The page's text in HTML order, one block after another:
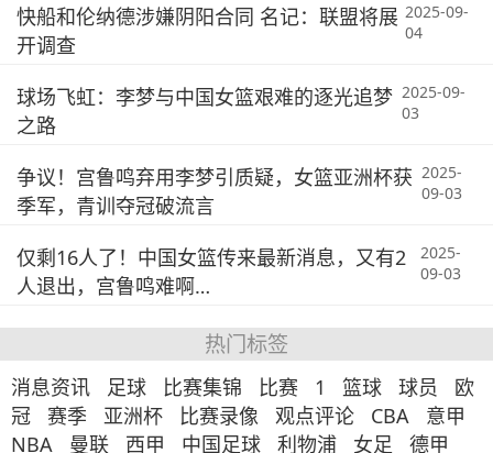
快船和伦纳德涉嫌阴阳合同 名记：联盟将展
开调查
2025-09-
04
球场飞虹：李梦与中国女篮艰难的逐光追梦
之路
2025-09-
03
争议！宫鲁鸣弃用李梦引质疑，女篮亚洲杯获
季军，青训夺冠破流言
2025-
09-03
仅剩16人了！中国女篮传来最新消息，又有2
人退出，宫鲁鸣难啊…
2025-
09-03
热门标签
消息资讯 足球 比赛集锦 比赛 1 篮球 球员
欧
冠
赛季 亚洲杯 比赛录像 观点评论 CBA
意甲
NBA
曼联 西甲 中国足球 利物浦 女足 德甲